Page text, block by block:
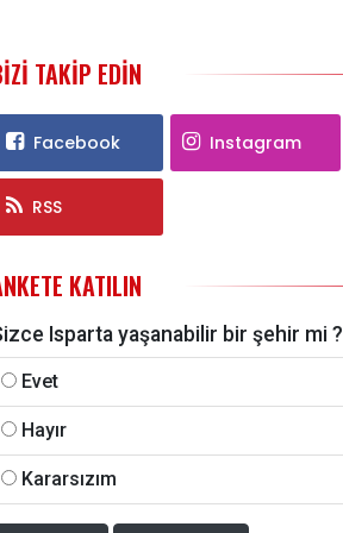
TAKIP EDIN
Facebook Instagram
RSS
KATILIN
Isparta yaşanabilir bir şehir mi ?
Evet
Hayır
Kararsızım